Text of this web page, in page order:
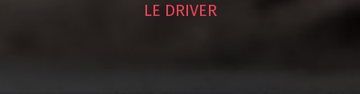
LE DRIVER